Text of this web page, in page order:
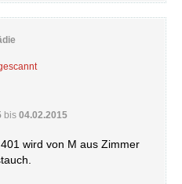
bis 04.02.2015
wird von M aus Zimmer